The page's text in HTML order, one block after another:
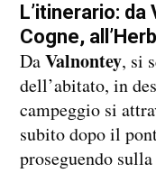
L’itinerario:
Cogne,
DaValnontey, si
dell’abitato, in
campeggio si
subito dopo il
proseguendo